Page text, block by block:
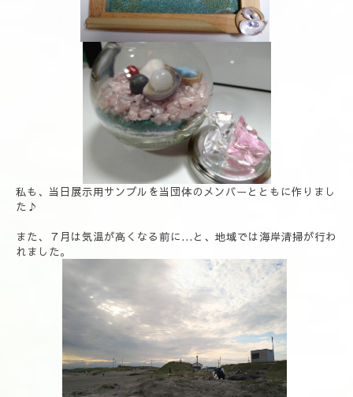
私も、当日展示用サンプルを当団体のメンバーとともに作りまし
た♪
また、７月は気温が高くなる前に...と、地域では海岸清掃が行わ
れました。